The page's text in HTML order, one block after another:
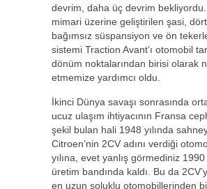
devrim, daha üç devrim
mimari üzerine geliştirilen şasi,
bağımsız süspansiyon ve ön
sistemi Traction Avant’ı otomobil
dönüm noktalarından birisi olarak
etmemize yardımcı oldu.
İkinci Dünya savaşı sonrasında
ucuz ulaşım ihtiyacının Fransa
şekil bulan hali 1948 yılında
Citroen’nin 2CV adını verdiği
yılına, evet yanlış görmediniz 1990
üretim bandında kaldı. Bu da
en uzun soluklu otomobillerinden